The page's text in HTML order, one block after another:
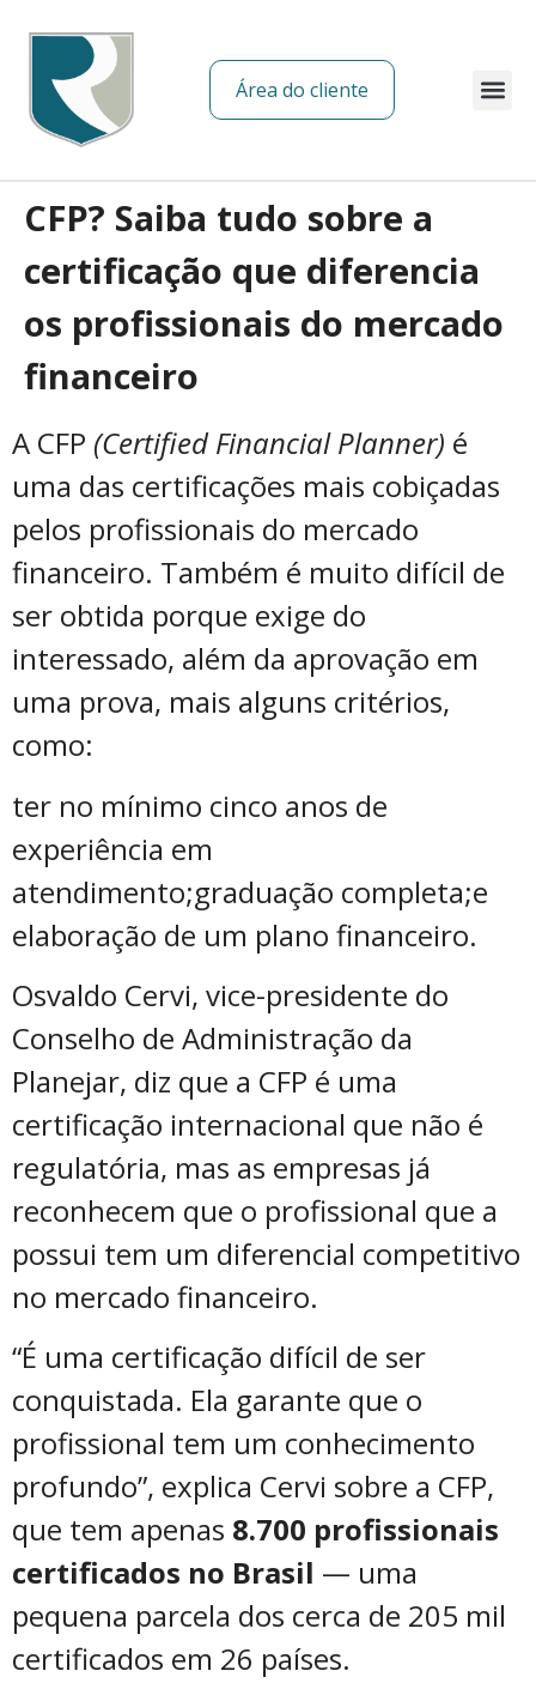
Área do cliente
CFP? Saiba tudo sobre a
certificação que diferencia
os profissionais do mercado
financeiro
A CFP (Certified Financial Planner) é
uma das certificações mais cobiçadas
pelos profissionais do mercado
financeiro. Também é muito difícil de
ser obtida porque exige do
interessado, além da aprovação em
uma prova, mais alguns critérios,
como:
ter no mínimo cinco anos de
experiência em
atendimento;graduação completa;e
elaboração de um plano financeiro.
Osvaldo Cervi, vice-presidente do
Conselho de Administração da
Planejar, diz que a CFP é uma
certificação internacional que não é
regulatória, mas as empresas já
reconhecem que o profissional que a
possui tem um diferencial competitivo
no mercado financeiro.
“É uma certificação difícil de ser
conquistada. Ela garante que o
profissional tem um conhecimento
profundo”, explica Cervi sobre a CFP,
que tem apenas 8.700 profissionais
certificados no Brasil — uma
pequena parcela dos cerca de 205 mil
certificados em 26 países.